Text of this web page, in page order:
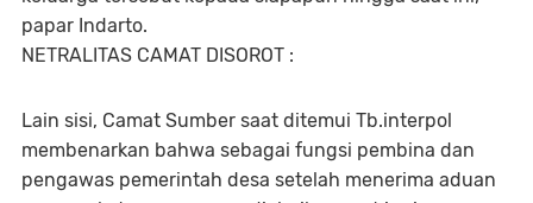
papar Indarto.
NETRALITAS CAMAT DISOROT :
Lain sisi, Camat Sumber saat ditemui Tb.interpol
membenarkan bahwa sebagai fungsi pembina dan
pengawas pemerintah desa setelah menerima aduan